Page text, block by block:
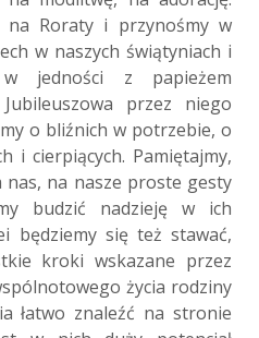
na Roraty i przynośmy w
w naszych świątyniach i
w jedności z papieżem
przez niego
o bliźnich w potrzebie, o
i cierpiących. Pamiętajmy,
nas, na nasze proste gesty
budzić nadzieję w ich
będziemy się też stawać,
kroki wskazane przez
życia rodziny
łatwo znaleźć na stronie